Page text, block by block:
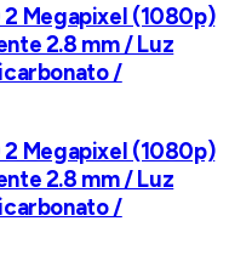
2 Megapixel (1080p)
2.8 mm / Luz
/
2 Megapixel (1080p)
2.8 mm / Luz
/